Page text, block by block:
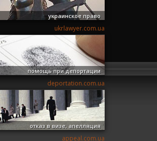
украинское право
ukrlawyer.com.ua
помощь при депортации
deportation.com.ua
отказ в визе, апелляция
appeal.com.ua